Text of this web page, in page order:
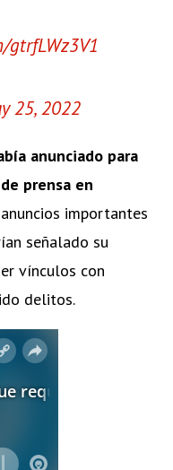
gtrfLWz3V1
25, 2022
anunciado para
prensa en
importantes
señalado su
vínculos con
delitos.